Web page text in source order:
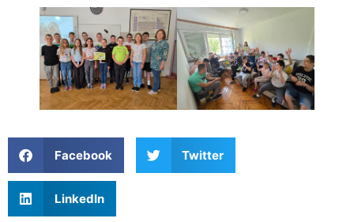
Facebook Twitter
LinkedIn